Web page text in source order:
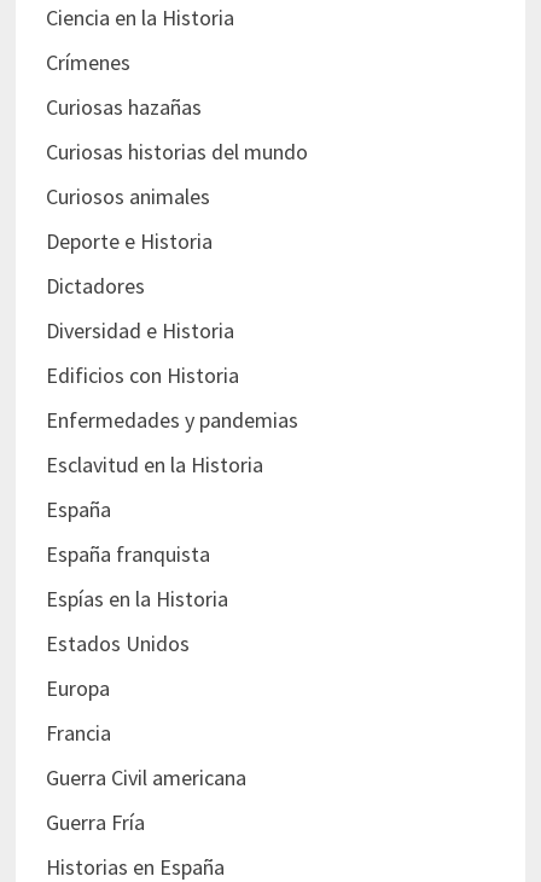
Ciencia en la Historia
Crímenes
Curiosas hazañas
Curiosas historias del mundo
Curiosos animales
Deporte e Historia
Dictadores
Diversidad e Historia
Edificios con Historia
Enfermedades y pandemias
Esclavitud en la Historia
España
España franquista
Espías en la Historia
Estados Unidos
Europa
Francia
Guerra Civil americana
Guerra Fría
Historias en España